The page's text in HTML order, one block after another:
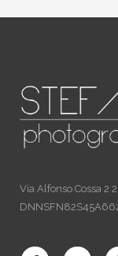
Via Alfonso Cossa 2